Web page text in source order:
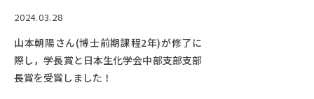
2024.03.28
山本朝陽さん(博士前期課程2年)が修了に
際し，学長賞と日本生化学会中部支部支部
長賞を受賞しました！